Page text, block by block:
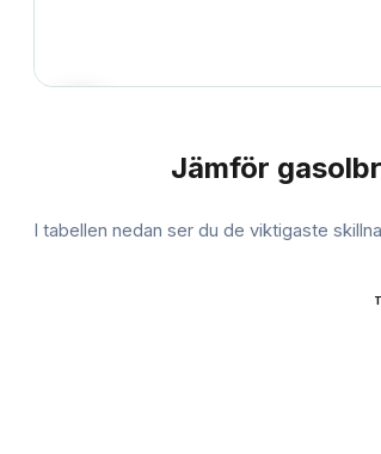
Jämför
I tabellen nedan ser du de viktigaste